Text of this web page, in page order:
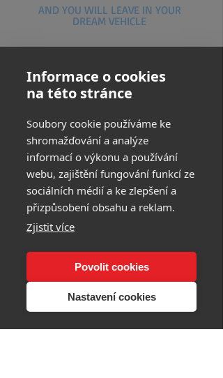
Informace o cookies
na této stránce
Soubory cookie používáme ke
shromažďování a analýze
informací o výkonu a používání
webu, zajištění fungování funkcí ze
sociálních médií a ke zlepšení a
přizpůsobení obsahu a reklam.
Zjistit více
Povolit cookies
Nastavení cookies
AND YOU WILL LEAVE IN YOUR
DREAM VEHICLE
podpora@flexidriveinvest.cz
Havlíčkova 1209/2, Kroměříž
Phone:+420 703 635
139
Phone: +420 703 634